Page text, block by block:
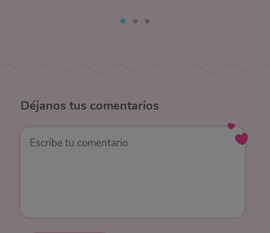
Déjanos tus comentarios